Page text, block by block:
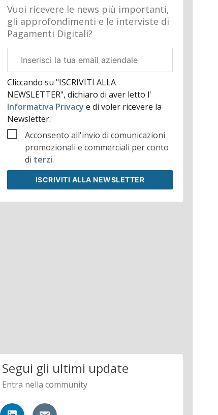
Vuoi ricevere le news più importanti,
gli approfondimenti e le interviste di
Pagamenti Digitali?
aziendale
Cliccando su "ISCRIVITI ALLA
NEWSLETTER", dichiaro di aver letto l'
Informativa Privacy e di voler ricevere la
Newsletter.
Acconsento all'invio di comunicazioni
promozionali e commerciali per conto
di terzi.
ISCRIVITI ALLA NEWSLETTER
Segui gli ultimi update
Entra nella community